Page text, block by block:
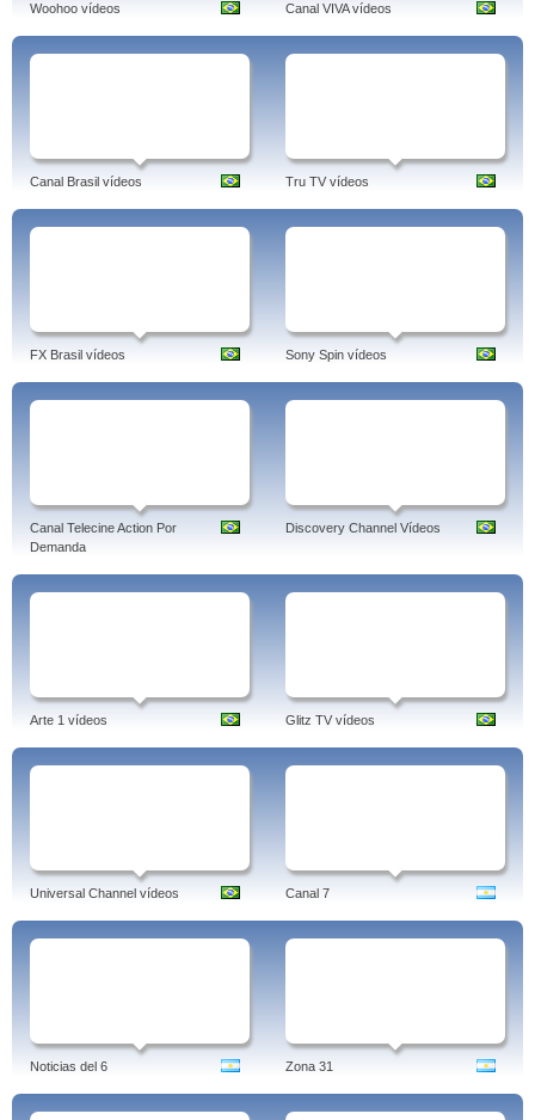
Woohoo vídeos Canal VIVA vídeos
Canal Brasil vídeos Tru TV vídeos
FX Brasil vídeos Sony Spin vídeos
Canal Telecine Action Por
Demanda
Discovery Channel Vídeos
Arte 1 vídeos Glitz TV vídeos
Universal Channel vídeos Canal 7
Noticias del 6 Zona 31